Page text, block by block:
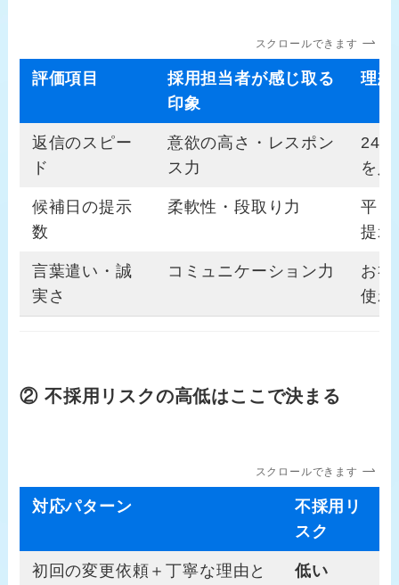
スクロールできます
評価項目
採用担当者が感じ取る
印象
理想
返信のスピー
ド
意欲の高さ・レスポン
ス力
24
を入
候補日の提示
数
柔軟性・段取り力
平日
提示
言葉遣い・誠
実さ
コミュニケーション力
お礼
使わ
② 不採用リスクの高低はここで決まる
スクロールできます
対応パターン
不採用リ
スク
初回の変更依頼＋丁寧な理由と
低い